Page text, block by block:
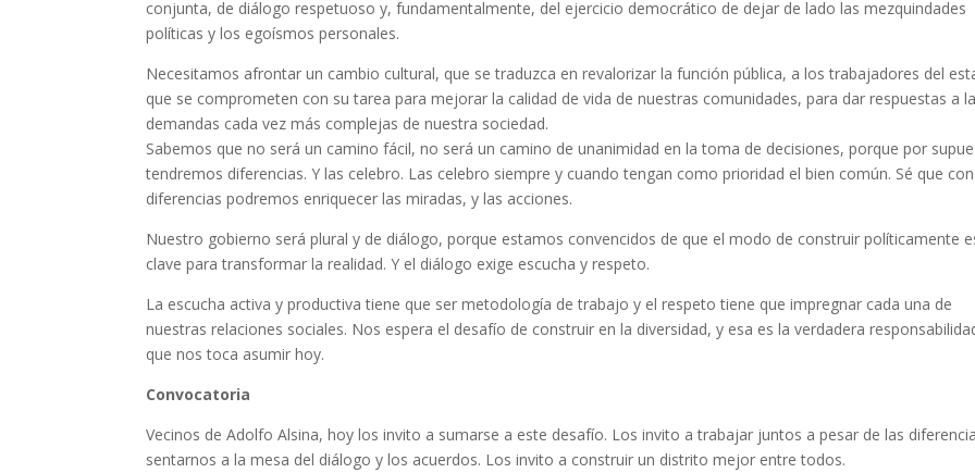
conjunta, de diálogo respetuoso y, fundamentalmente, del ejercicio democrático de dejar de lado las mezquindades
políticas y los egoísmos personales.
Necesitamos afrontar un cambio cultural, que se traduzca en revalorizar la función pública, a los trabajadores del
que se comprometen con su tarea para mejorar la calidad de vida de nuestras comunidades, para dar respuestas a
demandas cada vez más complejas de nuestra sociedad.
Sabemos que no será un camino fácil, no será un camino de unanimidad en la toma de decisiones, porque por
tendremos diferencias. Y las celebro. Las celebro siempre y cuando tengan como prioridad el bien común. Sé que
diferencias podremos enriquecer las miradas, y las acciones.
Nuestro gobierno será plural y de diálogo, porque estamos convencidos de que el modo de construir políticamente
clave para transformar la realidad. Y el diálogo exige escucha y respeto.
La escucha activa y productiva tiene que ser metodología de trabajo y el respeto tiene que impregnar cada una de
nuestras relaciones sociales. Nos espera el desafío de construir en la diversidad, y esa es la verdadera
que nos toca asumir hoy.
Convocatoria
Vecinos de Adolfo Alsina, hoy los invito a sumarse a este desafío. Los invito a trabajar juntos a pesar de las
sentarnos a la mesa del diálogo y los acuerdos. Los invito a construir un distrito mejor entre todos.